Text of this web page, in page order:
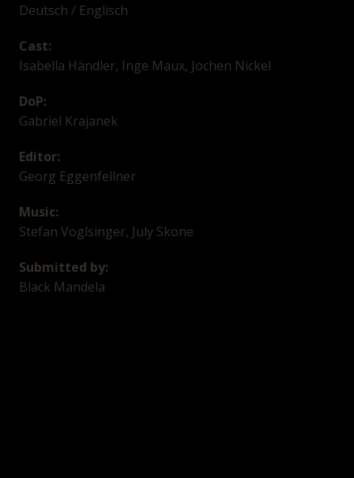
Deutsch / Englisch
Cast:
Isabella Händler, Inge Maux, Jochen Nickel
DoP:
Gabriel Krajanek
Editor:
Georg Eggenfellner
Music:
Stefan Voglsinger, July Skone
Submitted by:
Black Mandela